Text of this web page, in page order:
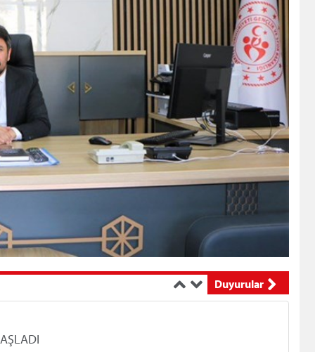
Duyurular
DUYURUSU
İL MÜDÜRLÜĞÜMÜZE BAĞLI YURTLARDA HİZMET VEREN LOKANTA VE KANTİN KÜÇÜK İŞLETMELERİNDE ÇALI...
EĞİTİM GÖREVLİSİ - ANTRENÖR BAŞVURULARI BAŞVURU SÜRESİ UZATILMIŞTIR...